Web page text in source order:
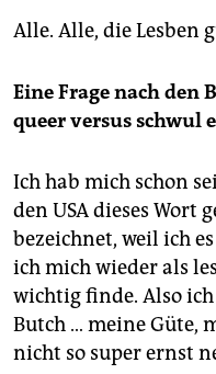
Alle. Alle, die
Eine Frage nach
queer versus schwul
Ich hab mich schon
den USA dieses Wort
bezeichnet, weil ich
ich mich wieder als
wichtig finde. Also
Butch … meine Güte,
nicht so super ernst